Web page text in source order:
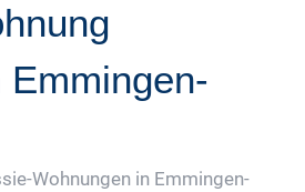
Wohnungen in Emmingen-